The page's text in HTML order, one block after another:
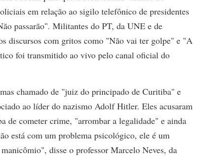
em relação ao sigilo telefônico de presidentes
passarão". Militantes do PT, da UNE e de
discursos com gritos como "Não vai ter golpe" e "A
foi transmitido ao vivo pelo canal oficial do
chamado de "juiz do principado de Curitiba" e
ao líder do nazismo Adolf Hitler. Eles acusaram
de cometer crime, "arrombar a legalidade" e ainda
está com um problema psicológico, ele é um
disse o professor Marcelo Neves, da